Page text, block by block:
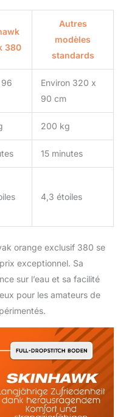
380
Autres
modèles
standards
Environ 320 x
90 cm
200 kg
15 minutes
4,3 étoiles
orange exclusif 380 se
exceptionnel. Sa
sur l’eau et sa facilité
pour les amateurs de